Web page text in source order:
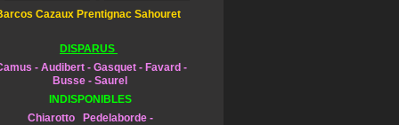
Cazaux Prentignac Sahouret
DISPARUS
- Audibert - Gasquet - Favard -
Busse - Saurel
INDISPONIBLES
Chiarotto Pedelaborde -